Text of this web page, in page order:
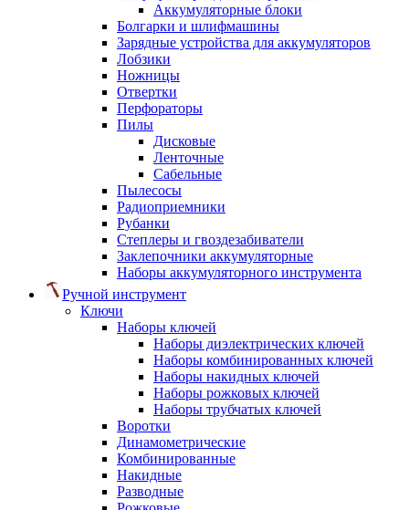
Аккумуляторные блоки
Болгарки и шлифмашины
Зарядные устройства для аккумуляторов
Лобзики
Ножницы
Отвертки
Перфораторы
Пилы
Дисковые
Ленточные
Сабельные
Пылесосы
Радиоприемники
Рубанки
Степлеры и гвоздезабиватели
Заклепочники аккумуляторные
Наборы аккумуляторного инструмента
Ручной инструмент
Ключи
Наборы ключей
Наборы диэлектрических ключей
Наборы комбинированных ключей
Наборы накидных ключей
Наборы рожковых ключей
Наборы трубчатых ключей
Воротки
Динамометрические
Комбинированные
Накидные
Разводные